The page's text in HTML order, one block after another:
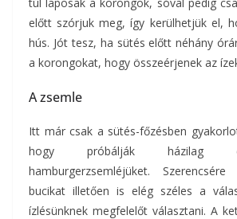
előtt szórjuk meg, így kerülhetjük el,
hús. Jót tesz, ha sütés előtt néhány
a korongokat, hogy összeérjenek az
A zsemle
Itt már csak a sütés-főzésben
hogy próbálják házilag
hamburgerzsemléjüket.
bucikat illetően is elég széles a
ízlésünknek megfelelőt választani. A